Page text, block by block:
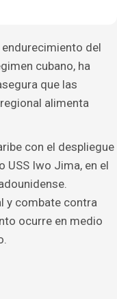
del
cubano, ha
que las
alimenta
con el despliegue
USS Iwo Jima, en el
y combate contra
ocurre en medio